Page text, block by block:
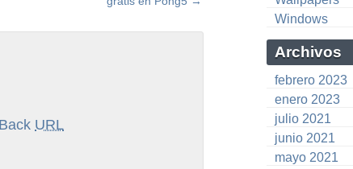
URL
Windows
Archivos
febrero 2023
enero 2023
julio 2021
junio 2021
mayo 2021